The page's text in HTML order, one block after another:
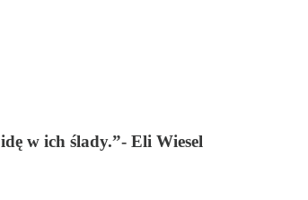
w ich ślady.”- Eli Wiesel